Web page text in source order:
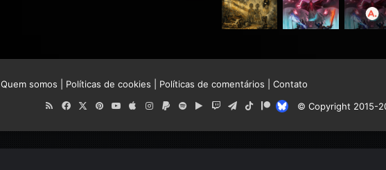
Quem somos Políticas de cookies Políticas de comentários
Contato
© Copyright 2015-
RSSFacebook
X PinterestYouTube
AppleInstagram
PaypalSpotifyGoogleTwitchTelegram
TikTokPatreonBluesky